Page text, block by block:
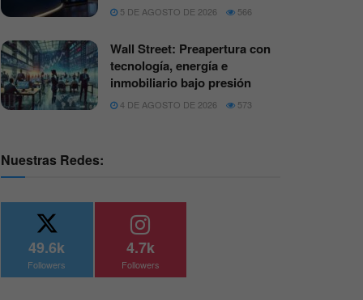
5 DE AGOSTO DE 2026 566
Wall Street: Preapertura con
tecnología, energía e
inmobiliario bajo presión
4 DE AGOSTO DE 2026 573
Nuestras Redes:
49.6k
Followers
4.7k
Followers